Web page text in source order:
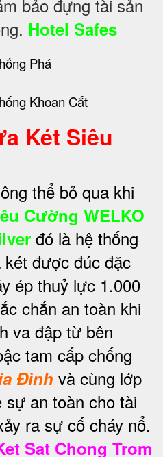
bảo đựng tài sản
Hotel Safes
Két Siêu
thể bỏ qua khi
Cường WELKO
đó là hệ thống
được đúc đặc
ép thuỷ lực 1.000
chắn an toàn khi
va đập từ bên
tam cấp chống
Đình và cùng lớp
sự an toàn cho tài
ra sự cố cháy nổ.
Sat Chong Trom